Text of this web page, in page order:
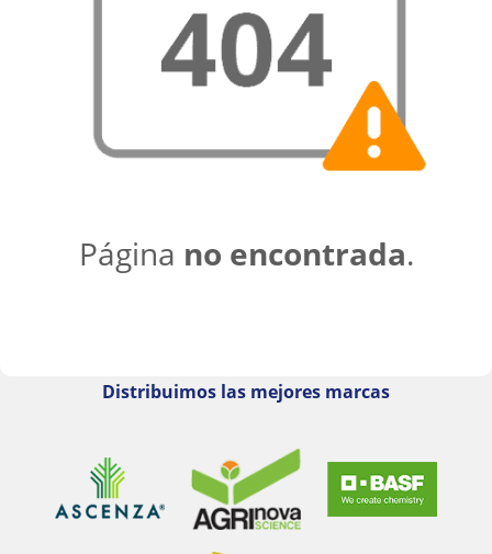
Página no encontrada.
Distribuimos las mejores marcas